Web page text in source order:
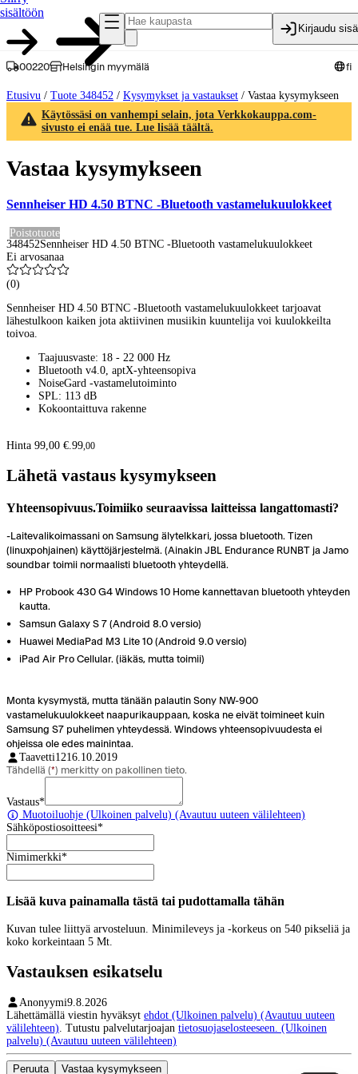
sisältöön
Kirjaudu
00220 Helsingin myymälä fi
Etusivu / Tuote 348452 / Kysymykset ja vastaukset / Vastaa kysymykseen
Käytössäsi on vanhempi selain, jota Verkkokauppa.com-
sivusto ei enää tue. Lue lisää täältä.
Vastaa kysymykseen
Sennheiser HD 4.50 BTNC -Bluetooth vastamelukuulokkeet
Poistotuote
348452Sennheiser HD 4.50 BTNC -Bluetooth vastamelukuulokkeet
Ei arvosanaa
(0)
Sennheiser HD 4.50 BTNC -Bluetooth vastamelukuulokkeet tarjoavat
lähestulkoon kaiken jota aktiivinen musiikin kuuntelija voi kuulokkeilta
toivoa.
Taajuusvaste: 18 - 22 000 Hz
Bluetooth v4.0, aptX-yhteensopiva
NoiseGard -vastamelutoiminto
SPL: 113 dB
Kokoontaittuva rakenne
Hinta 99,00 €. 99,00
Lähetä vastaus kysymykseen
Yhteensopivuus.Toimiiko seuraavissa laitteissa langattomasti?
-Laitevalikoimassani on Samsung älytelkkari, jossa bluetooth. Tizen
(linuxpohjainen) käyttöjärjestelmä. (Ainakin JBL Endurance RUNBT ja Jamo
soundbar toimii normaalisti bluetooth yhteydellä.
HP Probook 430 G4 Windows 10 Home kannettavan bluetooth yhteyden
kautta.
Samsun Galaxy S 7 (Android 8.0 versio)
Huawei MediaPad M3 Lite 10 (Android 9.0 versio)
iPad Air Pro Cellular. (iäkäs, mutta toimii)
Monta kysymystä, mutta tänään palautin Sony NW-900
vastamelukuulokkeet naapurikauppaan, koska ne eivät toimineet kuin
Samsung S7 puhelimen yhteydessä. Windows yhteensopivuudesta ei
ohjeissa ole edes mainintaa.
Taavetti1216.10.2019
Tähdellä (*) merkitty on pakollinen tieto.
Vastaus*
Muotoiluohje (Ulkoinen palvelu) (Avautuu uuteen välilehteen)
Sähköpostiosoitteesi*
Nimimerkki*
Lisää kuva painamalla tästä tai pudottamalla tähän
Kuvan tulee liittyä arvosteluun. Minimileveys ja -korkeus on 540 pikseliä ja
koko korkeintaan 5 Mt.
Vastauksen esikatselu
Anonyymi9.8.2026
Lähettämällä viestin hyväksyt ehdot (Ulkoinen palvelu) (Avautuu uuteen
välilehteen) . Tutustu palvelutarjoajan tietosuojaselosteeseen. (Ulkoinen
palvelu) (Avautuu uuteen välilehteen)
Peruuta Vastaa kysymykseen